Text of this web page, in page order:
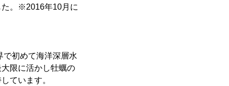
た。※2016年10月に
で初めて海洋深層水
限に活かし牡蠣の
ています。